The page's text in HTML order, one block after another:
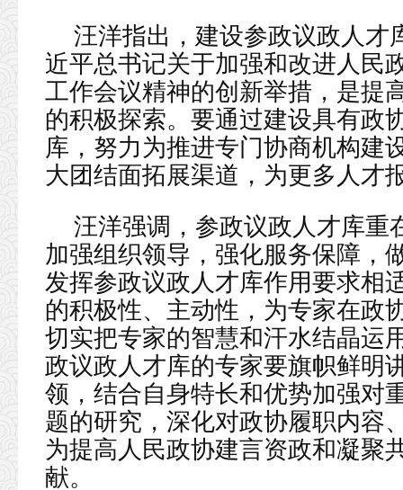
汪洋指出，建设参政议政人才
近平总书记关于加强和改进人民
工作会议精神的创新举措，是提
的积极探索。要通过建设具有政
库，努力为推进专门协商机构建
大团结面拓展渠道，为更多人才
汪洋强调，参政议政人才库重
加强组织领导，强化服务保障，
发挥参政议政人才库作用要求相
的积极性、主动性，为专家在政
切实把专家的智慧和汗水结晶运
政议政人才库的专家要旗帜鲜明
领，结合自身特长和优势加强对
题的研究，深化对政协履职内容
为提高人民政协建言资政和凝聚
献。